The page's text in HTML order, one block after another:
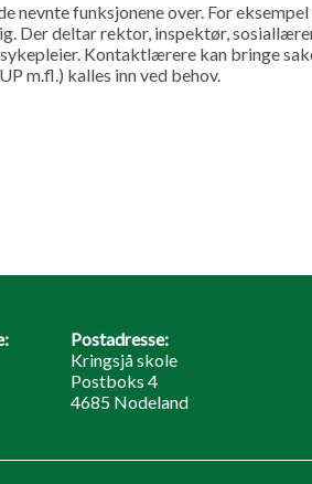
nevnte funksjonene over. For
Der deltar rektor, inspektør,
Kontaktlærere kan bringe
m.fl.) kalles inn ved behov.
Postadresse:
Kringsjå skole
Postboks 4
4685 Nodeland